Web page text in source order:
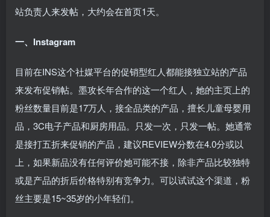
站负责人来发帖，大约会在首页1天。
一、Instagram
目前在INS这个社媒平台的促销型红人都能接独立站的产品
来发布促销帖。墨攻长年合作的这一个红人，她的主页上的
粉丝数量目前是17万人，接全品类的产品，擅长儿童母婴用
品，3C电子产品和厨房用品。只发一次，只发一帖。她通常
是接打五折来促销的产品，建议REVIEW分数在4.0分或以
上，如果新品没有任何评价她可能不接，除非产品比较独特
或是产品的折后价格特别有竞争力。可以试试这个渠道，粉
丝主要是15~35岁的小年轻们。